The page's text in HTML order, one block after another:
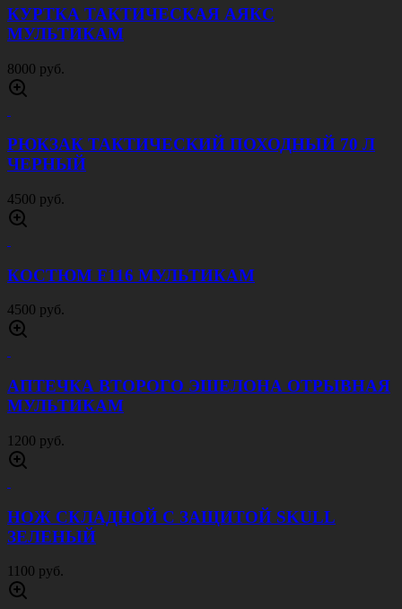
1100 руб.
1100 руб.
НОЖ СКЛАДНОЙ С ЗАЩИТОЙ MILSPEC
1100 руб.
КУРТКА ЖИЛЕТ JEEP AFS ПЕСОК
5000 руб.
СУМКА НАПЛЕЧНАЯ TACTIC МОХ
1500 руб.
АПТЕЧКА ВТОРОГО ЭШЕЛОНА ОТРЫВНАЯ
УКОМПЛЕКТОВАННАЯ МОХ
2500 руб.